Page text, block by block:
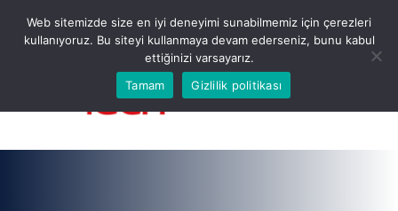
Web sitemizde size en iyi deneyimi sunabilmemiz için çerezleri
kullanıyoruz. Bu siteyi kullanmaya devam ederseniz, bunu kabul
ettiğinizi varsayarız.
Tamam
Gizlilik politikası